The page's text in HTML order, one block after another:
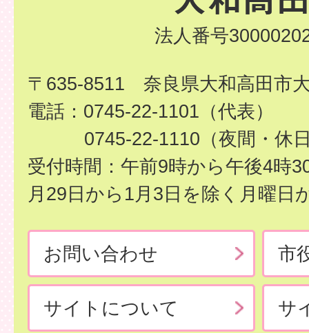
法人番号
〒635-8511 奈良県大和高田市
電話：0745-22-1101（代表）
0745-22-1110（夜間・休
受付時間：午前9時から午後4時
月29日から1月3日を除く月曜日
お問い合わせ 市
サイトについて サ